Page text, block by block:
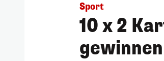
Sport
10 x 2
gewinnen